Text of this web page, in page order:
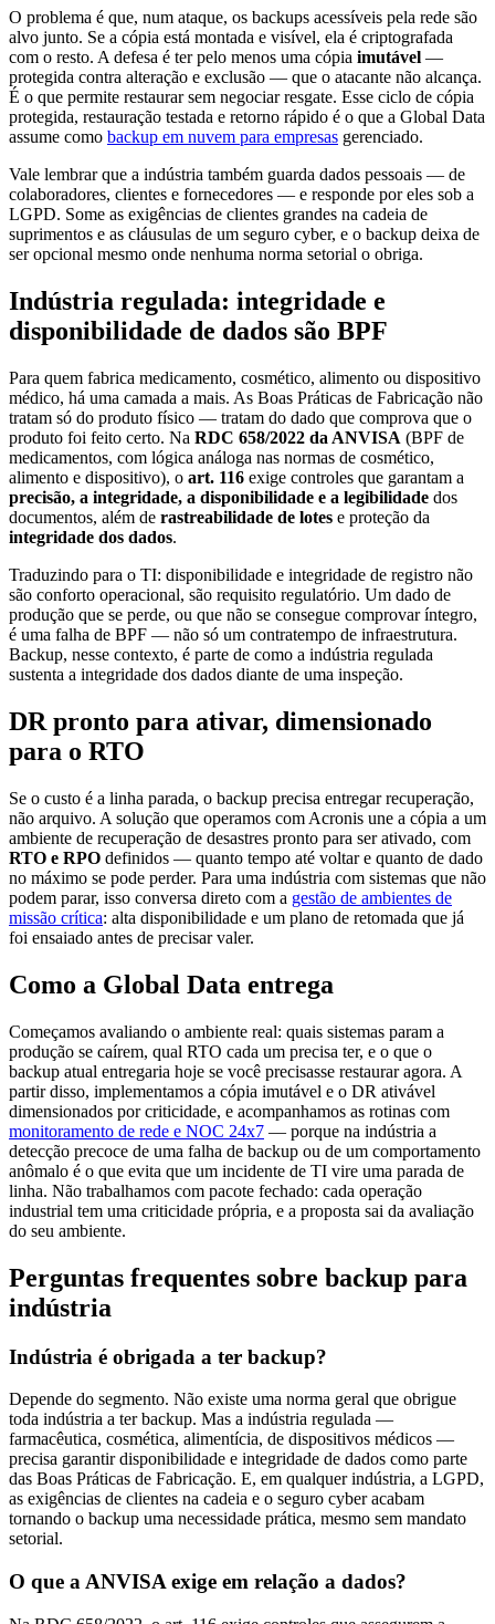
O problema é que, num ataque, os backups acessíveis pela rede são
alvo junto. Se a cópia está montada e visível, ela é criptografada
com o resto. A defesa é ter pelo menos uma cópia imutável —
protegida contra alteração e exclusão — que o atacante não alcança.
É o que permite restaurar sem negociar resgate. Esse ciclo de cópia
protegida, restauração testada e retorno rápido é o que a Global Data
assume como backup em nuvem para empresas gerenciado.
Vale lembrar que a indústria também guarda dados pessoais — de
colaboradores, clientes e fornecedores — e responde por eles sob a
LGPD. Some as exigências de clientes grandes na cadeia de
suprimentos e as cláusulas de um seguro cyber, e o backup deixa de
ser opcional mesmo onde nenhuma norma setorial o obriga.
Indústria regulada: integridade e
disponibilidade de dados são BPF
Para quem fabrica medicamento, cosmético, alimento ou dispositivo
médico, há uma camada a mais. As Boas Práticas de Fabricação não
tratam só do produto físico — tratam do dado que comprova que o
produto foi feito certo. Na RDC 658/2022 da ANVISA (BPF de
medicamentos, com lógica análoga nas normas de cosmético,
alimento e dispositivo), o art. 116 exige controles que garantam a
precisão, a integridade, a disponibilidade e a legibilidade dos
documentos, além de rastreabilidade de lotes e proteção da
integridade dos dados.
Traduzindo para o TI: disponibilidade e integridade de registro não
são conforto operacional, são requisito regulatório. Um dado de
produção que se perde, ou que não se consegue comprovar íntegro,
é uma falha de BPF — não só um contratempo de infraestrutura.
Backup, nesse contexto, é parte de como a indústria regulada
sustenta a integridade dos dados diante de uma inspeção.
DR pronto para ativar, dimensionado
para o RTO
Se o custo é a linha parada, o backup precisa entregar recuperação,
não arquivo. A solução que operamos com Acronis une a cópia a um
ambiente de recuperação de desastres pronto para ser ativado, com
RTO e RPO definidos — quanto tempo até voltar e quanto de dado
no máximo se pode perder. Para uma indústria com sistemas que não
podem parar, isso conversa direto com a gestão de ambientes de
missão crítica: alta disponibilidade e um plano de retomada que já
foi ensaiado antes de precisar valer.
Como a Global Data entrega
Começamos avaliando o ambiente real: quais sistemas param a
produção se caírem, qual RTO cada um precisa ter, e o que o
backup atual entregaria hoje se você precisasse restaurar agora. A
partir disso, implementamos a cópia imutável e o DR ativável
dimensionados por criticidade, e acompanhamos as rotinas com
monitoramento de rede e NOC 24x7 — porque na indústria a
detecção precoce de uma falha de backup ou de um comportamento
anômalo é o que evita que um incidente de TI vire uma parada de
linha. Não trabalhamos com pacote fechado: cada operação
industrial tem uma criticidade própria, e a proposta sai da avaliação
do seu ambiente.
Perguntas frequentes sobre backup para
indústria
Indústria é obrigada a ter backup?
Depende do segmento. Não existe uma norma geral que obrigue
toda indústria a ter backup. Mas a indústria regulada —
farmacêutica, cosmética, alimentícia, de dispositivos médicos —
precisa garantir disponibilidade e integridade de dados como parte
das Boas Práticas de Fabricação. E, em qualquer indústria, a LGPD,
as exigências de clientes na cadeia e o seguro cyber acabam
tornando o backup uma necessidade prática, mesmo sem mandato
setorial.
O que a ANVISA exige em relação a dados?